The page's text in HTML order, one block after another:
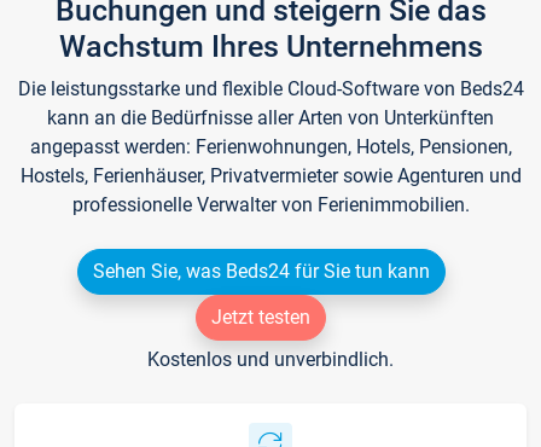
Buchungen und steigern Sie das
Wachstum Ihres Unternehmens
Die leistungsstarke und flexible Cloud-Software von Beds24
kann an die Bedürfnisse aller Arten von Unterkünften
angepasst werden: Ferienwohnungen, Hotels, Pensionen,
Hostels, Ferienhäuser, Privatvermieter sowie Agenturen und
professionelle Verwalter von Ferienimmobilien.
Sehen Sie, was Beds24 für Sie tun kann
Jetzt testen
Kostenlos und unverbindlich.